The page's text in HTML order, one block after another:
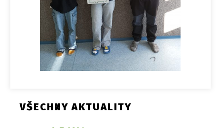
VŠECHNY AKTUALITY